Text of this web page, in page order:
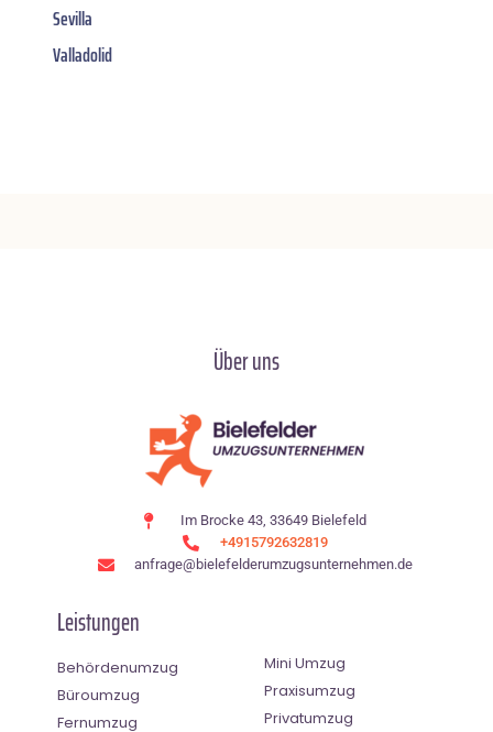
Sevilla
Valladolid
Über uns
Im Brocke 43, 33649 Bielefeld
+4915792632819
anfrage@bielefelderumzugsunternehmen.de
Leistungen
Behördenumzug
Büroumzug
Fernumzug
Mini Umzug
Praxisumzug
Privatumzug